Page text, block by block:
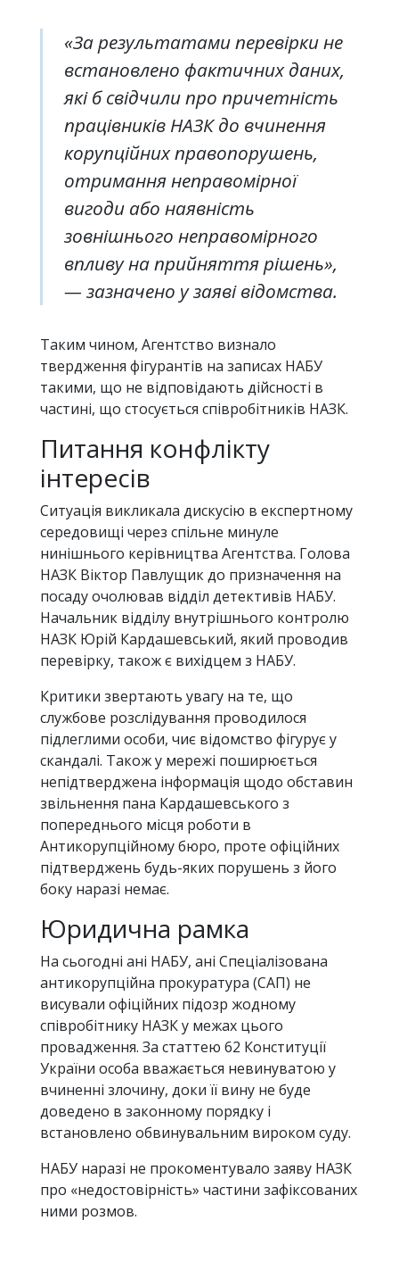
«За результатами перевірки не
встановлено фактичних даних,
які б свідчили про причетність
працівників НАЗК до вчинення
корупційних правопорушень,
отримання неправомірної
вигоди або наявність
зовнішнього неправомірного
впливу на прийняття рішень»,
— зазначено у заяві відомства.
Таким чином, Агентство визнало
твердження фігурантів на записах НАБУ
такими, що не відповідають дійсності в
частині, що стосується співробітників НАЗК.
Питання конфлікту
інтересів
Ситуація викликала дискусію в експертному
середовищі через спільне минуле
нинішнього керівництва Агентства. Голова
НАЗК Віктор Павлущик до призначення на
посаду очолював відділ детективів НАБУ.
Начальник відділу внутрішнього контролю
НАЗК Юрій Кардашевський, який проводив
перевірку, також є вихідцем з НАБУ.
Критики звертають увагу на те, що
службове розслідування проводилося
підлеглими особи, чиє відомство фігурує у
скандалі. Також у мережі поширюється
непідтверджена інформація щодо обставин
звільнення пана Кардашевського з
попереднього місця роботи в
Антикорупційному бюро, проте офіційних
підтверджень будь-яких порушень з його
боку наразі немає.
Юридична рамка
На сьогодні ані НАБУ, ані Спеціалізована
антикорупційна прокуратура (САП) не
висували офіційних підозр жодному
співробітнику НАЗК у межах цього
провадження. За статтею 62 Конституції
України особа вважається невинуватою у
вчиненні злочину, доки її вину не буде
доведено в законному порядку і
встановлено обвинувальним вироком суду.
НАБУ наразі не прокоментувало заяву НАЗК
про «недостовірність» частини зафіксованих
ними розмов.